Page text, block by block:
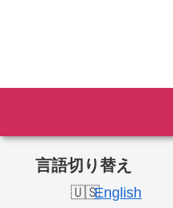
言語切り替え
English